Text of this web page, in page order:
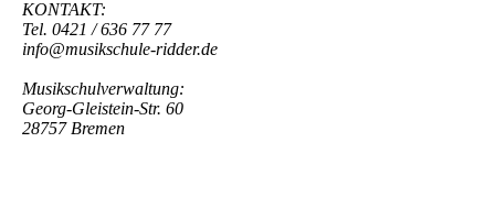
KONTAKT:
Tel. 0421 / 636 77 77
info@musikschule-ridder.de
Musikschulverwaltung:
Georg-Gleistein-Str. 60
28757 Bremen